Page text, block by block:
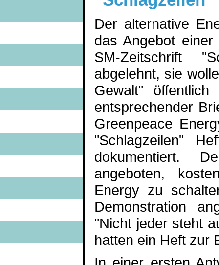
Der alternative
das Angebot
SM-Zeitschrift
abgelehnt, sie
Gewalt"
entsprechender
Greenpeace
"Schlagzeilen"
dokumentiert.
angeboten,
Energy zu
Demonstration
"Nicht jeder steht
hatten ein Heft zur